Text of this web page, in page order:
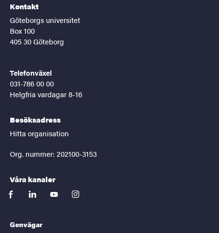
Kontakt
Göteborgs universitet
Box 100
405 30 Göteborg
Telefonväxel
031-786 00 00
Helgfria vardagar 8-16
Besöksadress
Hitta organisation
Org. nummer: 202100-3153
Våra kanaler
facebooklinkedinyoutubeinstagram
Genvägar